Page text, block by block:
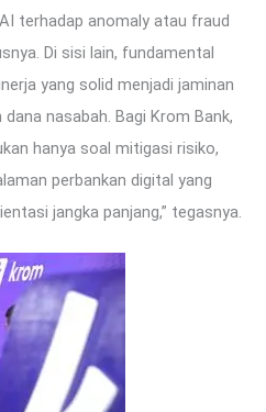
terhadap anomaly atau fraud
Di sisi lain, fundamental
yang solid menjadi jaminan
nasabah. Bagi Krom Bank,
hanya soal mitigasi risiko,
perbankan digital yang
jangka panjang,” tegasnya.